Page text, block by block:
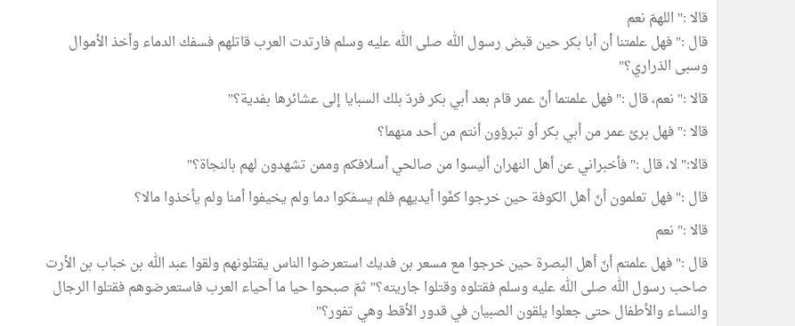
قالا :" اللهمّ نعم
قال :" فهل علمتنا أن أبا بكر حين قبض رسول الله صلى الله عليه وسلم فارتدت العرب قاتلهم فسفك الدماء وأخذ الأموال
وسبى الذراري؟"
قالا :" نعم، قال :" فهل علمتما أنّ عمر قام بعد أبي بكر فردّ بلك السبايا إلى عشائرها بفدية؟"
قالا :" فهل برئ عمر من أبي بكر أو تبرؤون أنتم من أحد منهما؟
قالا:" لا، قال :" فأخبراني عن أهل النهران أليسوا من صالحي أسلافكم وممن تشهدون لهم بالنجاة؟"
قال :" فهل تعلمون أنّ أهل الكوفة حين خرجوا كفّوا أيديهم فلم يسفكوا دما ولم يخيفوا أمنا ولم يأخذوا مالا؟
قالا :" نعم
قال :" فهل علمتم أنّ أهل البصرة حين خرجوا مع مسعر بن فديك استعرضوا الناس يقتلونهم ولقوا عبد الله بن خباب بن الأرت
صاحب رسول الله صلى الله عليه وسلم فقتلوه وقتلوا جاريته؟" ثمّ صبحوا حيا ما أحياء العرب فاستعرضوهم فقتلوا الرجال
والنساء والأطفال حتى جعلوا يلقون الصبيان في قدور الأقط وهي تفور؟"